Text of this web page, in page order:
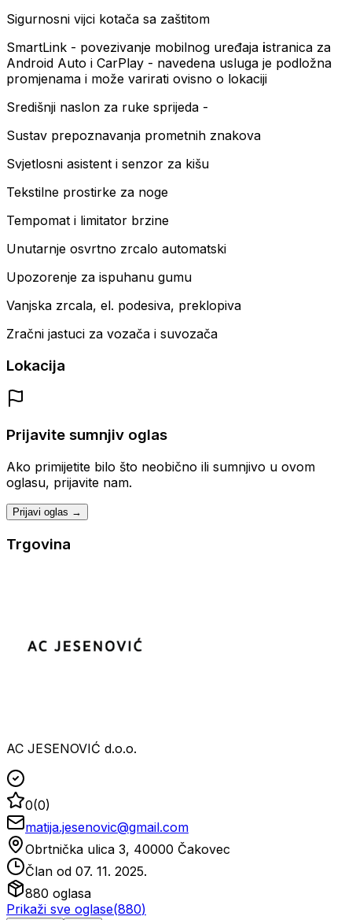
Sigurnosni vijci kotača sa zaštitom
SmartLink - povezivanje mobilnog uređaja istranica za
Android Auto i CarPlay - navedena usluga je podložna
promjenama i može varirati ovisno o lokaciji
Središnji naslon za ruke sprijeda -
Sustav prepoznavanja prometnih znakova
Svjetlosni asistent i senzor za kišu
Tekstilne prostirke za noge
Tempomat i limitator brzine
Unutarnje osvrtno zrcalo automatski
Upozorenje za ispuhanu gumu
Vanjska zrcala, el. podesiva, preklopiva
Zračni jastuci za vozača i suvozača
Lokacija
Prijavite sumnjiv oglas
Ako primijetite bilo što neobično ili sumnjivo u ovom
oglasu, prijavite nam.
Prijavi oglas →
Trgovina
AC JESENOVIĆ d.o.o.
0(0)
matija.jesenovic@gmail.com
Obrtnička ulica 3, 40000 Čakovec
Član od 07. 11. 2025.
880 oglasa
Prikaži sve oglase(880)